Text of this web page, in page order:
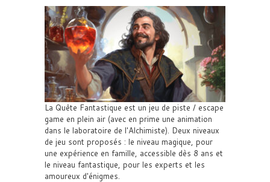
La Quête Fantastique est un jeu de piste / escape
game en plein air (avec en prime une animation
dans le laboratoire de l'Alchimiste). Deux niveaux
de jeu sont proposés : le niveau magique, pour
une expérience en famille, accessible dès 8 ans et
le niveau fantastique, pour les experts et les
amoureux d'énigmes.